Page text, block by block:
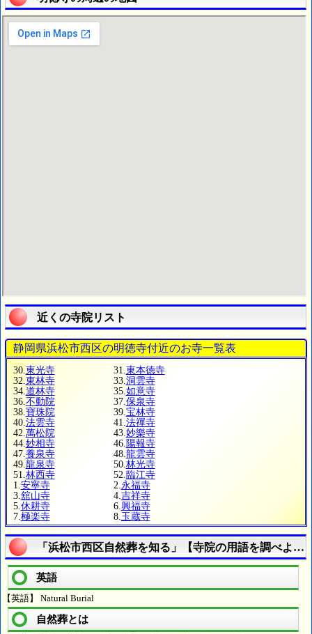
近くの寺院リスト
静岡県浜松市西区の明徳寺付近のお寺一覧表
30. 東光寺 31. 東本徳寺
32. 東林寺 33. 洞雲寺
34. 道林寺 35. 如意寺
36. 不動院 37. 保泉寺
38. 寶珠院 39. 宝林寺
40. 法雲寺 41. 法禪寺
42. 萬松院 43. 妙樂寺
44. 妙相寺 46. 陽報寺
47. 養泉寺 48. 龍雲寺
49. 龍泉寺 50. 林光寺
51. 林西寺 52. 臨江寺
1. 安寧寺 2. 永福寺
3. 舘山寺 4. 吉祥寺
5. 休耕寺 6. 興福寺
7. 極楽寺 8. 玉蔵寺
「浜松市西区自然葬を知る」【寺院の用語を調べよう
英語
【英語】 Natural Burial
自然葬とは